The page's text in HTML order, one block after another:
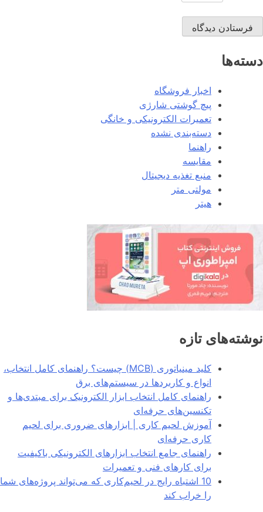
دسته‌ها
اخبار فروشگاه
پیچ گوشتی شارژی
تعمیرات الکترونیکی و خانگی
دسته‌بندی نشده
راهنما
مقایسه
منبع تغذیه دیجیتال
مولتی متر
هیتر
نوشته‌های تازه
کلید مینیاتوری (MCB) چیست؟ راهنمای کامل انتخاب،
انواع و کاربردها در سیستم‌های برق
راهنمای کامل انتخاب ابزار الکترونیک برای مبتدی‌ها و
تکنسین‌های حرفه‌ای
آموزش لحیم کاری | ابزارهای ضروری برای لحیم
کاری حرفه‌ای
راهنمای جامع انتخاب ابزارهای الکترونیکی باکیفیت
برای کارهای فنی و تعمیرات
10 اشتباه رایج در لحیم‌کاری که می‌تواند پروژه‌های شما
را خراب کند